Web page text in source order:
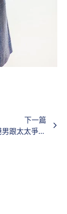
下一篇
【失憶症】港男跟太太爭執後「斷片」 醫生解構短暫性全面失憶症4種誘因